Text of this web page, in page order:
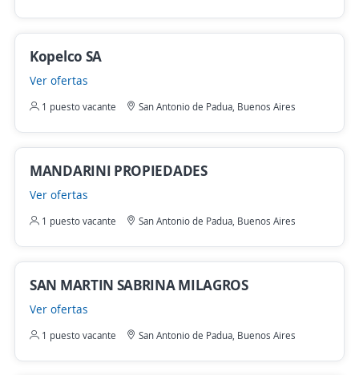
Kopelco SA
Ver ofertas
1 puesto vacante San Antonio de Padua, Buenos Aires
MANDARINI PROPIEDADES
Ver ofertas
1 puesto vacante San Antonio de Padua, Buenos Aires
SAN MARTIN SABRINA MILAGROS
Ver ofertas
1 puesto vacante San Antonio de Padua, Buenos Aires